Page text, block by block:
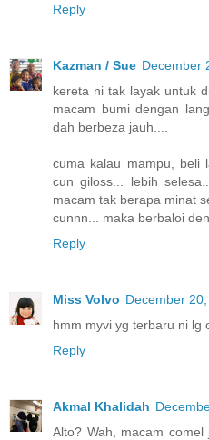
Reply
Kazman / Sue December
kereta ni tak layak untuk
macam bumi dengan
dah berbeza jauh....
cuma kalau mampu, beli
cun giloss... lebih
macam tak berapa minat
cunnn... maka berbaloi
Reply
Miss Volvo December
hmm myvi yg terbaru ni lg
Reply
Akmal Khalidah
Alto? Wah, macam